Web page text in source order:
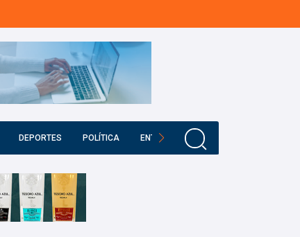
DEPORTES POLÍTICA ENTRETENIMIENTO